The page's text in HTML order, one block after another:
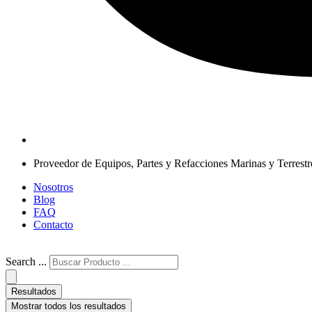
Proveedor de Equipos, Partes y Refacciones Marinas y
Nosotros
Blog
FAQ
Contacto
Search ...
Resultados
Mostrar todos los resultados